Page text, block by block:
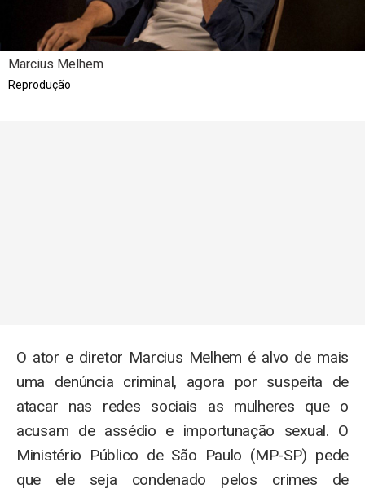
Marcius Melhem
Reprodução
O ator e diretor Marcius Melhem é alvo de mais
uma denúncia criminal, agora por suspeita de
atacar nas redes sociais as mulheres que o
acusam de assédio e importunação sexual. O
Ministério Público de São Paulo (MP-SP) pede
que ele seja condenado pelos crimes de